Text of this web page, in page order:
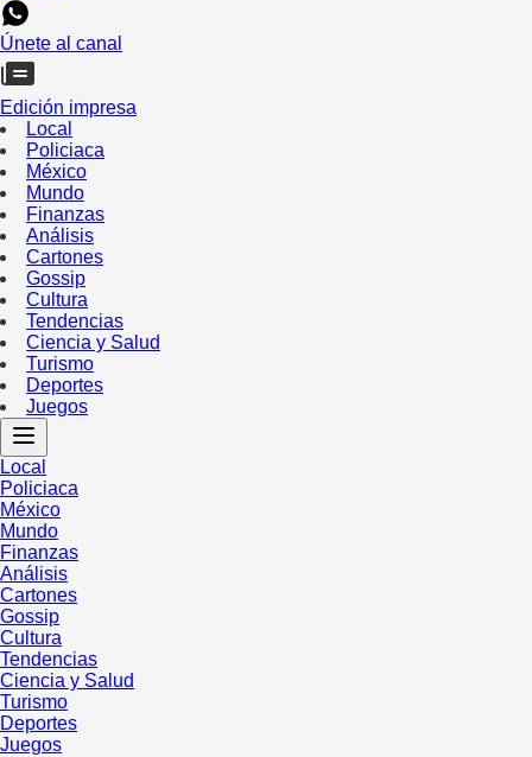
Únete al canal
Edición impresa
Local
Policiaca
México
Mundo
Finanzas
Análisis
Cartones
Gossip
Cultura
Tendencias
Ciencia y Salud
Turismo
Deportes
Juegos
Local
Policiaca
México
Mundo
Finanzas
Análisis
Cartones
Gossip
Cultura
Tendencias
Ciencia y Salud
Turismo
Deportes
Juegos